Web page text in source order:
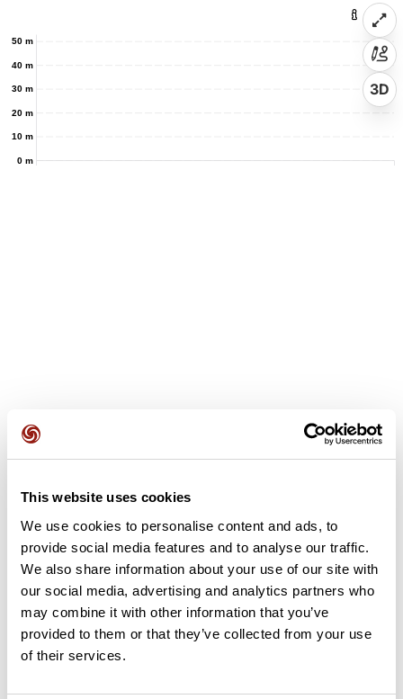
This website uses cookies
We use cookies to personalise content and ads, to
provide social media features and to analyse our traffic.
We also share information about your use of our site with
our social media, advertising and analytics partners who
may combine it with other information that you’ve
provided to them or that they’ve collected from your use
of their services.
0 m
10 m
20 m
30 m
40 m
50 m
3D
Ajouter un avis
Découvrez ce parcours de vélo de 102,9 km à proximité de